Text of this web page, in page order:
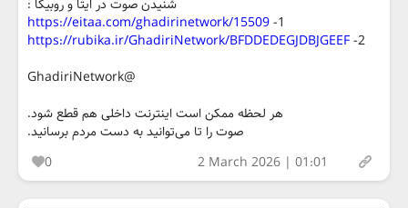
شنیدن صوت در ایتا و روبیکا :
1-
https://eitaa.com/ghadirinetwork/15509
2-
https://rubika.ir/GhadiriNetwork/BFDDEDEGJDBJGEEF
@GhadiriNetwork
هر لحظه ممکن است اینترنت داخلی هم قطع شود.
صوت را تا می‌توانید به دست مردم برسانید.
0
2 March 2026 | 01:01